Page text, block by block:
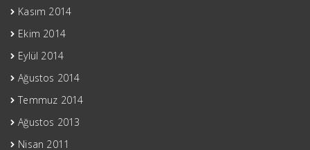
Kasım 2014
Ekim 2014
Eylül 2014
Ağustos 2014
Temmuz 2014
Ağustos 2013
Nisan 2011